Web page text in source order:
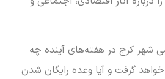
شهر کرج در هفته‌های آینده چه
گرفت و آیا وعده رایگان شدن